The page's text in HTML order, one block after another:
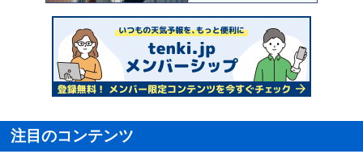
注目のコンテンツ